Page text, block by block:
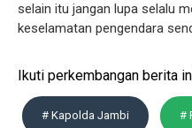
selain itu jangan lupa selalu
keselamatan pengendara
Ikuti perkembangan berita
# Kapolda Jambi #